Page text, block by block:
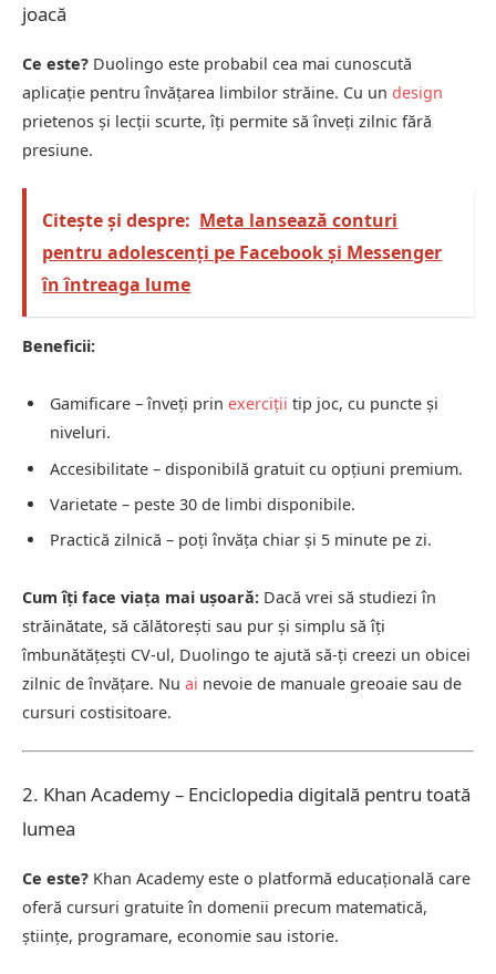
joacă
Ce este? Duolingo este probabil cea mai cunoscută
aplicație pentru învățarea limbilor străine. Cu un design
prietenos și lecții scurte, îți permite să înveți zilnic fără
presiune.
Citește și despre: Meta lansează conturi
pentru adolescenți pe Facebook și Messenger
în întreaga lume
Beneficii:
Gamificare – înveți prin exerciții tip joc, cu puncte și
niveluri.
Accesibilitate – disponibilă gratuit cu opțiuni premium.
Varietate – peste 30 de limbi disponibile.
Practică zilnică – poți învăța chiar și 5 minute pe zi.
Cum îți face viața mai ușoară: Dacă vrei să studiezi în
străinătate, să călătorești sau pur și simplu să îți
îmbunătățești CV-ul, Duolingo te ajută să-ți creezi un obicei
zilnic de învățare. Nu ai nevoie de manuale greoaie sau de
cursuri costisitoare.
2. Khan Academy – Enciclopedia digitală pentru toată
lumea
Ce este? Khan Academy este o platformă educațională care
oferă cursuri gratuite în domenii precum matematică,
științe, programare, economie sau istorie.